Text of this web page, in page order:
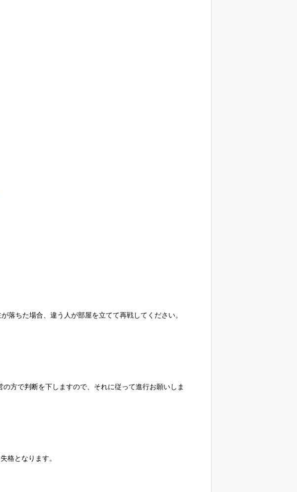
落ちた場合、違う人が部屋を立てて再戦してください。
方で判断を下しますので、それに従って進行お願いしま
格となります。